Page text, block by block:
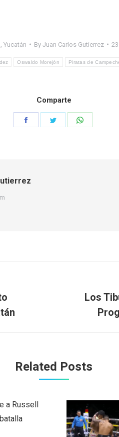
Yucatán By Juan Carlos Gutierrez
Oswaldo Morejón Piratas de
Comparte
Share
Next
Los
Related Posts
a Russell